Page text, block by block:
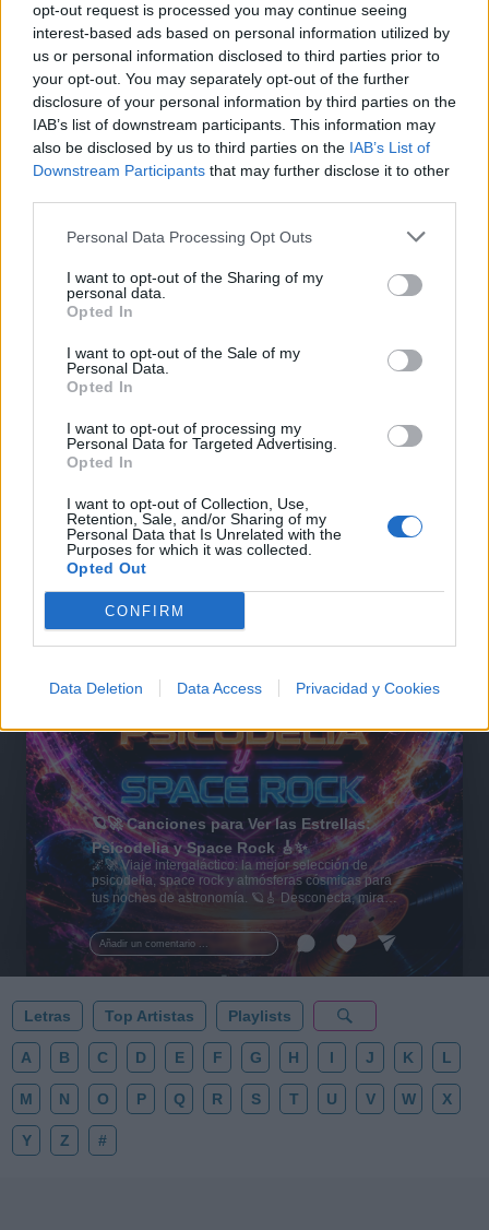
opt-out request is processed you may continue seeing
interest-based ads based on personal information utilized by
us or personal information disclosed to third parties prior to
your opt-out. You may separately opt-out of the further
disclosure of your personal information by third parties on the
IAB’s list of downstream participants. This information may
also be disclosed by us to third parties on the IAB’s List of
Downstream Participants that may further disclose it to other
Personal Data Processing Opt Outs
I want to opt-out of the Sharing of my
personal data.
Opted In
I want to opt-out of the Sale of my
Personal Data.
Opted In
I want to opt-out of processing my
Personal Data for Targeted Advertising.
Opted In
I want to opt-out of Collection, Use,
Retention, Sale, and/or Sharing of my
Personal Data that Is Unrelated with the
Purposes for which it was collected.
Opted Out
CONFIRM
Data Deletion Data Access Privacidad y Cookies
@musicapuntocom
Añadir un comentario ...
🪐🚀 Canciones para Ver las Estrellas:
Psicodelia y Space Rock 🎸✨
🌌🚀 Viaje intergaláctico: la mejor selección de
psicodelia, space rock y atmósferas cósmicas para
tus noches de astronomía. 🪐🎸 Desconecta, mira
al firmamento y siente la gravedad cero. 💾 ¡Guarda
esta colección para tu próxima noche estrellada!
✨⭐
Letras Top Artistas Playlists
A B C D E F G H I J K L
M N O P Q R S T U V W X
Y Z #